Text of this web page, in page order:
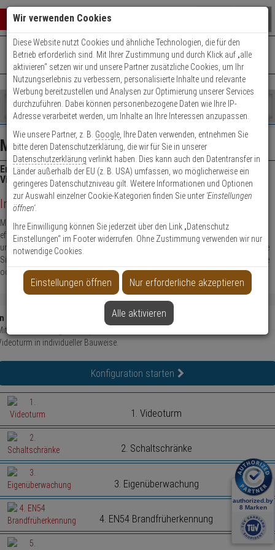
Warenkorb schließen
0 ARTIKEL IM WARENKORB
Ihr Warenkorb ist momentan leer.
Ergebnisse ()
Fertig
Shop
durchsuchen
Bitte
geben
Sie
mindestens
3
Zeichen
ein,
um
die
Suche
zu
starten.
Es
wurde
noch
Kategorien
Suche
gestartet
+49 (0)821 899 493-0Mo. - Do.: 8:00 - 16:30 | Fr.: 8:00 - 14:00 Uhr
Kontaktservice nutzen
MOBOTIX Videoturm Konfigurator
Erstellen Sie Schritt für Schritt Ihren eigenen MOBOTIX
Videoturm zusammen!
Individuelle Videoturm-Lösung von MOBOTIX
Mit unserem innovativen Videoturm bieten wir Ihnen eine hochflexible und
effektive Lösung zur Sicherung jedes Areals. Er ist mobil, schnell einsatzbereit
und ermöglicht eine kontinuierliche Überwachung rund um die Uhr, um maximale
Sicherheit und Schutz zu gewährleisten – ganz gleich, ob für temporäre Einsätze
oder langfristige Anwendungen.
7 Schritten Videoturm zusammenstellen
allen notwendigen Komponenten & Zubehör.
in individueller Bauweise.
Konfiguration starten
1. Videoturm
2. Schaltschränke
3. Eigenüberwachung
4. EN54 Brandfrüherkennung
Wir verwenden Cookies
Diese Website nutzt Cookies und ähnliche Technologien, die für den
Betrieb erforderlich sind. Mit Ihrer Zustimmung und durch Klick auf „alle
aktivieren“ setzen wir und unsere Partner zusätzliche Cookies, um Ihr
Nutzungserlebnis zu verbessern, personalisierte Inhalte und relevante
Werbung bereitzustellen und Analysen zur Optimierung unserer Services
durchzuführen. Dabei können personenbezogene Daten wie Ihre IP-
Adresse verarbeitet werden, um Inhalte an Ihre Interessen anzupassen.
Wie unsere Partner, z. B. Google , Ihre Daten verwenden, entnehmen Sie
bitte deren Datenschutzerklärung, die wir für Sie in unserer
Datenschutzerklärung verlinkt haben. Dies kann auch den Datentransfer in
Länder außerhalb der EU (z. B. USA) umfassen, wo möglicherweise ein
geringeres Datenschutzniveau gilt. Weitere Informationen und Optionen
zur Auswahl einzelner Cookie-Kategorien finden Sie unter 'Einstellungen
öffnen'.
Ihre Einwilligung können Sie jederzeit über den Link „Datenschutz
Einstellungen“ im Footer widerrufen. Ohne Zustimmung verwenden wir nur
notwendige Cookies.
Einstellungen öffnen Nur erforderliche akzeptieren
Alle aktivieren